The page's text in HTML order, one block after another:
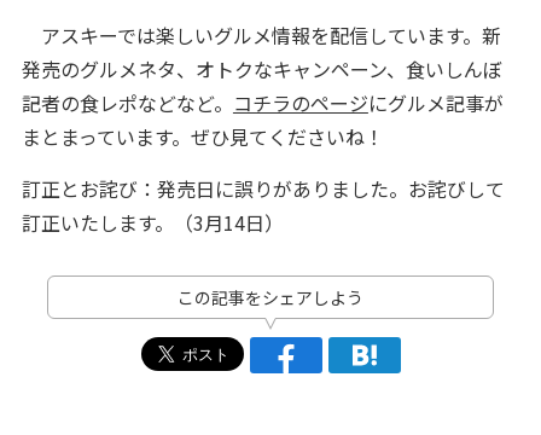
アスキーでは楽しいグルメ情報を配信しています。新
発売のグルメネタ、オトクなキャンペーン、食いしんぼ
記者の食レポなどなど。 コチラのページにグルメ記事が
まとまっています。ぜひ見てくださいね！
訂正とお詫び：発売日に誤りがありました。お詫びして
訂正いたします。（3月14日）
この記事をシェアしよう